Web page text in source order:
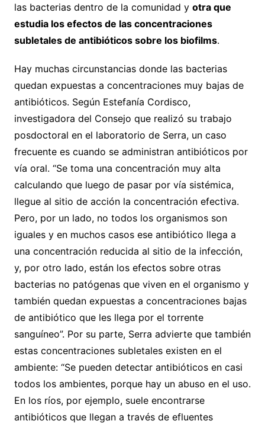
las bacterias dentro de la comunidad y otra que
estudia los efectos de las concentraciones
subletales de antibióticos sobre los biofilms.
Hay muchas circunstancias donde las bacterias
quedan expuestas a concentraciones muy bajas de
antibióticos. Según Estefanía Cordisco,
investigadora del Consejo que realizó su trabajo
posdoctoral en el laboratorio de Serra, un caso
frecuente es cuando se administran antibióticos por
vía oral. “Se toma una concentración muy alta
calculando que luego de pasar por vía sistémica,
llegue al sitio de acción la concentración efectiva.
Pero, por un lado, no todos los organismos son
iguales y en muchos casos ese antibiótico llega a
una concentración reducida al sitio de la infección,
y, por otro lado, están los efectos sobre otras
bacterias no patógenas que viven en el organismo y
también quedan expuestas a concentraciones bajas
de antibiótico que les llega por el torrente
sanguíneo”. Por su parte, Serra advierte que también
estas concentraciones subletales existen en el
ambiente: “Se pueden detectar antibióticos en casi
todos los ambientes, porque hay un abuso en el uso.
En los ríos, por ejemplo, suele encontrarse
antibióticos que llegan a través de efluentes